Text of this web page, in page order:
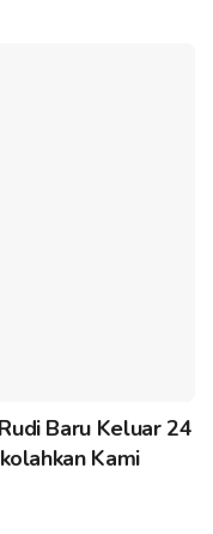
Baru Keluar 24
Kami